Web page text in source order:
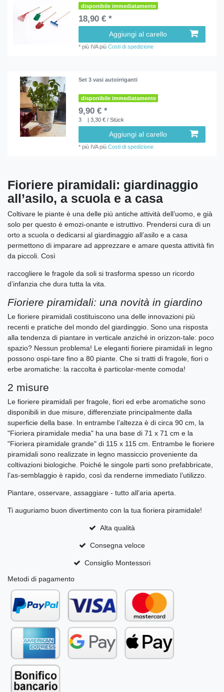
disponibile immediatamente
18,90 € *
Aggiungi al carello
*più IVApiùCosti di spedizione
Set 3 vasi autoirriganti
disponibile immediatamente
9,90 € *
3 | 3,30 € / Stück
Aggiungi al carello
*più IVApiùCosti di spedizione
Fioriere piramidali: giardinaggio
all’asilo, a scuola e a casa
Coltivare le piante è una delle più antiche attività dell’uomo, e già
solo per questo è emozi-onante e istruttivo. Prendersi cura di un
orto a scuola o dedicarsi al giardinaggio all’asilo e a casa
permettono di imparare ad apprezzare e amare questa attività fin
da piccoli. Così
raccogliere le fragole da soli si trasforma spesso un ricordo
d’infanzia che dura tutta la vita.
Fioriere piramidali: una novità in giardino
Le fioriere piramidali costituiscono una delle innovazioni più
recenti e pratiche del mondo del giardinggio. Sono una risposta
alla tendenza di piantare in verticale anziché in orizzon-tale: poco
spazio? Nessun problema! Le eleganti fioriere piramidali in legno
possono ospi-tare fino a 80 piante. Che si tratti di fragole, fiori o
erbe aromatiche: la raccolta è particolar-mente comoda!
2 misure
Le fioriere piramidali per fragole, fiori ed erbe aromatiche sono
disponibili in due misure, differenziate principalmente dalla
superficie della base. In entrambe l’altezza è di circa 90 cm, la
"Fioriera piramidale media" ha una base di 71 x 71 cm e la
"Fioriera piramidale grande" di 115 x 115 cm. Entrambe le fioriere
piramidali sono realizzate in legno massiccio proveniente da
coltivazioni biologiche. Poiché le singole parti sono prefabbricate,
l’as-semblaggio è rapido, così da renderne immediato l’utilizzo.
Piantare, osservare, assaggiare - tutto all’aria aperta.
Ti auguriamo buon divertimento con la tua fioriera piramidale!
Alta qualità
Consegna veloce
Consiglio Montessori
Metodi di pagamento